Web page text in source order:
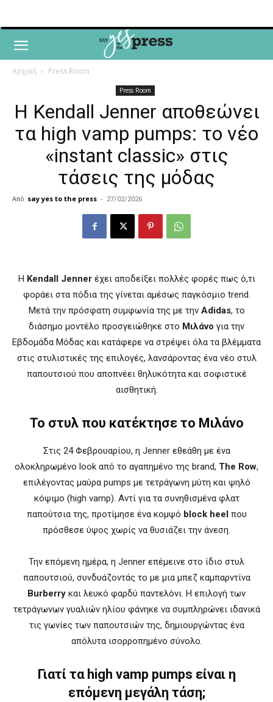
Αρχική Press Room
Press Room
Η Kendall Jenner αποθεώνει
τα high vamp pumps: το νέο
«instant classic» στις
τάσεις της μόδας
Από say yes to the press - 27/02/2026
Η Kendall Jennerέχει αποδείξει πολλές φορές πως ό,τι
φοράει στα πόδια της γίνεται αμέσως παγκόσμιο trend.
Μετά την πρόσφατη συμφωνία της με την Adidas, το
διάσημο μοντέλο προσγειώθηκε στο Μιλάνο για την
Εβδομάδα Μόδας και κατάφερε να στρέψει όλα τα βλέμματα
στις στυλιστικές της επιλογές, λανσάροντας ένα νέο στυλ
παπουτσιού που αποπνέει θηλυκότητα και σοφιστικέ
αισθητική.
Το στυλ που κατέκτησε το Μιλάνο
Στις 24 Φεβρουαρίου, η Jenner εθεάθη με ένα
ολοκληρωμένο look από το αγαπημένο της brand, The Row,
επιλέγοντας μαύρα pumps με τετράγωνη μύτη και ψηλό
κόψιμο (high vamp). Αντί για τα συνηθισμένα φλατ
παπούτσια της, προτίμησε ένα κομψό block heelπου
πρόσθεσε ύψος χωρίς να θυσιάζει την άνεση.
Την επόμενη ημέρα, η Jenner επέμεινε στο ίδιο στυλ
παπουτσιού, συνδυάζοντάς το με μια μπεζ καμπαρντίνα
Burberry και λευκό φαρδύ παντελόνι. Η επιλογή των
τετράγωνων γυαλιών ηλίου φάνηκε να συμπληρώνει ιδανικά
τις γωνίες των παπουτσιών της, δημιουργώντας ένα
απόλυτα ισορροπημένο σύνολο.
Γιατί τα high vamp pumps είναι η
επόμενη μεγάλη τάση;